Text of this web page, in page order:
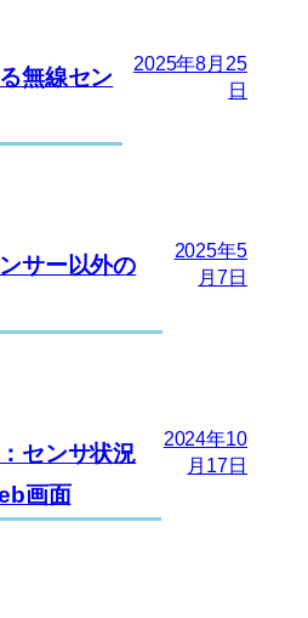
無線セン
2025年8月25
日
サー以外の
2025年5
月7日
センサ状況
画面
2024年10
月17日